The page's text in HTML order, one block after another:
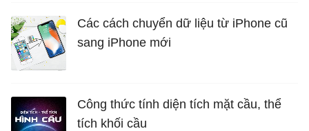
Các cách chuyển dữ liệu từ iPhone cũ
sang iPhone mới
Công thức tính diện tích mặt cầu, thể
tích khối cầu